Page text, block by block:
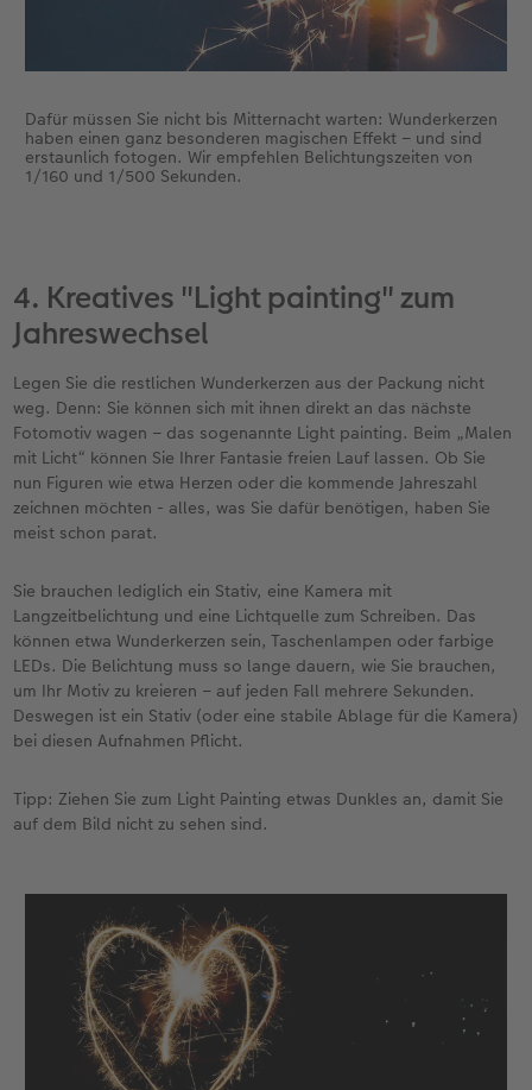
Dafür müssen Sie nicht bis Mitternacht warten: Wunderkerzen
haben einen ganz besonderen magischen Effekt – und sind
erstaunlich fotogen. Wir empfehlen Belichtungszeiten von
1/160 und 1/500 Sekunden.
4. Kreatives "Light painting" zum
Jahreswechsel
Legen Sie die restlichen Wunderkerzen aus der Packung nicht
weg. Denn: Sie können sich mit ihnen direkt an das nächste
Fotomotiv wagen – das sogenannte Light painting. Beim „Malen
mit Licht“ können Sie Ihrer Fantasie freien Lauf lassen. Ob Sie
nun Figuren wie etwa Herzen oder die kommende Jahreszahl
zeichnen möchten - alles, was Sie dafür benötigen, haben Sie
meist schon parat.
Sie brauchen lediglich ein Stativ, eine Kamera mit
Langzeitbelichtung und eine Lichtquelle zum Schreiben. Das
können etwa Wunderkerzen sein, Taschenlampen oder farbige
LEDs. Die Belichtung muss so lange dauern, wie Sie brauchen,
um Ihr Motiv zu kreieren – auf jeden Fall mehrere Sekunden.
Deswegen ist ein Stativ (oder eine stabile Ablage für die Kamera)
bei diesen Aufnahmen Pflicht.
Tipp: Ziehen Sie zum Light Painting etwas Dunkles an, damit Sie
auf dem Bild nicht zu sehen sind.